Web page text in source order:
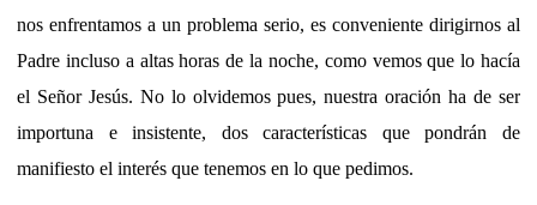
nos enfrentamos a un problema serio, es conveniente dirigirnos al
Padre incluso a altas horas de la noche, como vemos que lo hacía
el Señor Jesús. No lo olvidemos pues, nuestra oración ha de ser
importuna e insistente, dos características que pondrán de
manifiesto el interés que tenemos en lo que pedimos.